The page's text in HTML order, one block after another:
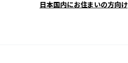
日本国内にお住まいの方向け